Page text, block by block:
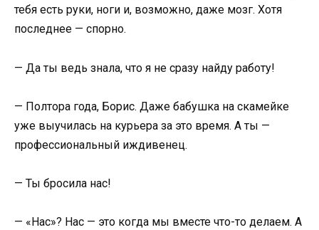
тебя есть руки, ноги и, возможно, даже мозг. Хотя
последнее — спорно.
— Да ты ведь знала, что я не сразу найду работу!
— Полтора года, Борис. Даже бабушка на скамейке
уже выучилась на курьера за это время. А ты —
профессиональный иждивенец.
— Ты бросила нас!
— «Нас»? Нас — это когда мы вместе что-то делаем. А